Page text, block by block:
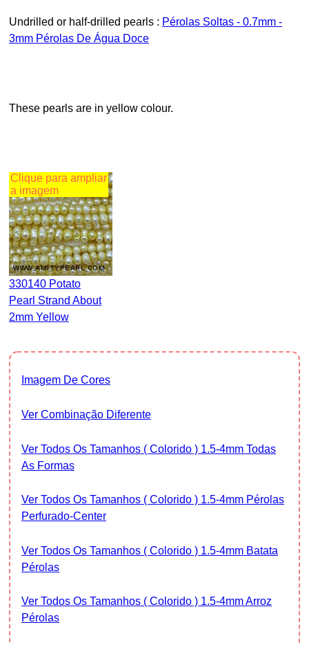
Undrilled or half-drilled pearls : Pérolas Soltas - 0.7mm -
3mm Pérolas De Água Doce
These pearls are in yellow colour.
Clique para ampliar
a imagem
330140 Potato
Pearl Strand About
2mm Yellow
Imagem De Cores
Ver Combinação Diferente
Ver Todos Os Tamanhos ( Colorido ) 1.5-4mm Todas
As Formas
Ver Todos Os Tamanhos ( Colorido ) 1.5-4mm Pérolas
Perfurado-Center
Ver Todos Os Tamanhos ( Colorido ) 1.5-4mm Batata
Pérolas
Ver Todos Os Tamanhos ( Colorido ) 1.5-4mm Arroz
Pérolas